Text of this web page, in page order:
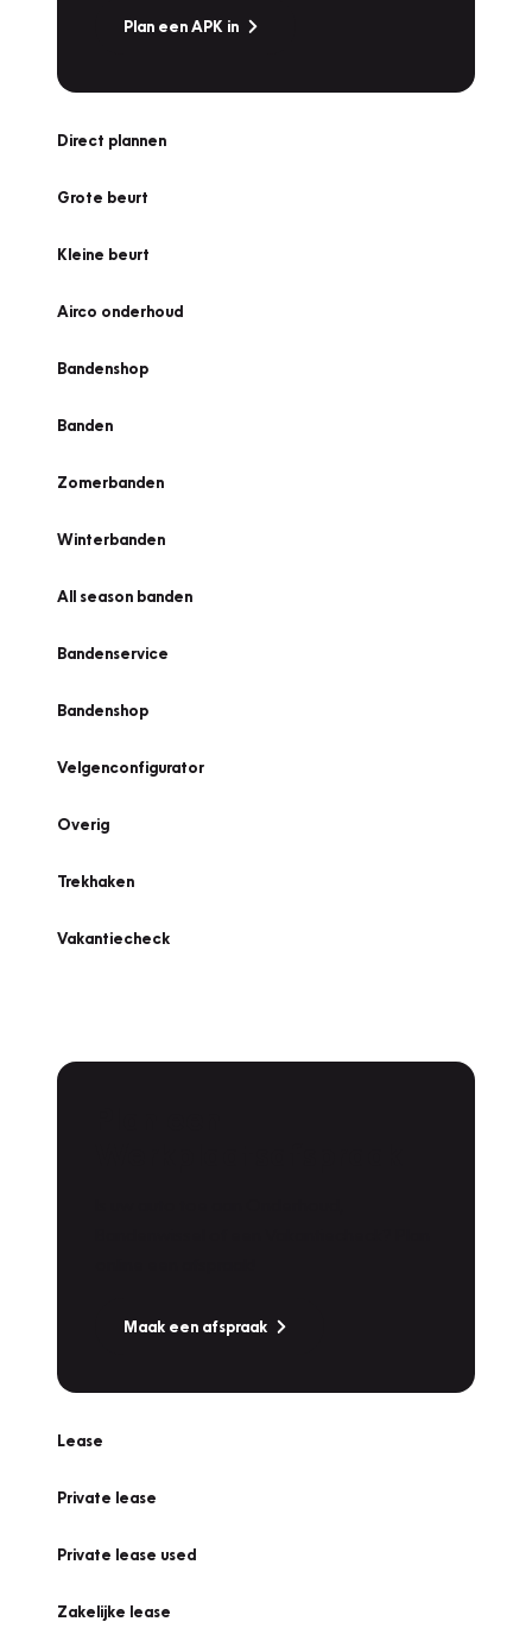
Plan een APK in
Direct plannen
Grote beurt
Kleine beurt
Airco onderhoud
Bandenshop
Banden
Zomerbanden
Winterbanden
All season banden
Bandenservice
Bandenshop
Velgenconfigurator
Overig
Trekhaken
Vakantiecheck
Maak een afspraak
Lease
Private lease
Private lease used
Zakelijke lease